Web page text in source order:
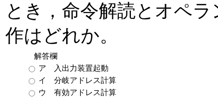
とき，命令解読とオペ
作はどれか。
解答欄
ア 入出力装置起動
イ 分岐アドレス計算
ウ 有効アドレス計算